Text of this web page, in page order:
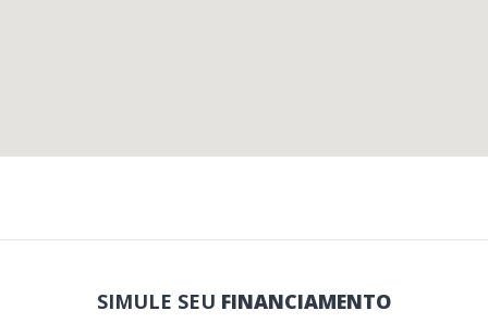
SIMULE SEU FINANCIAMENTO